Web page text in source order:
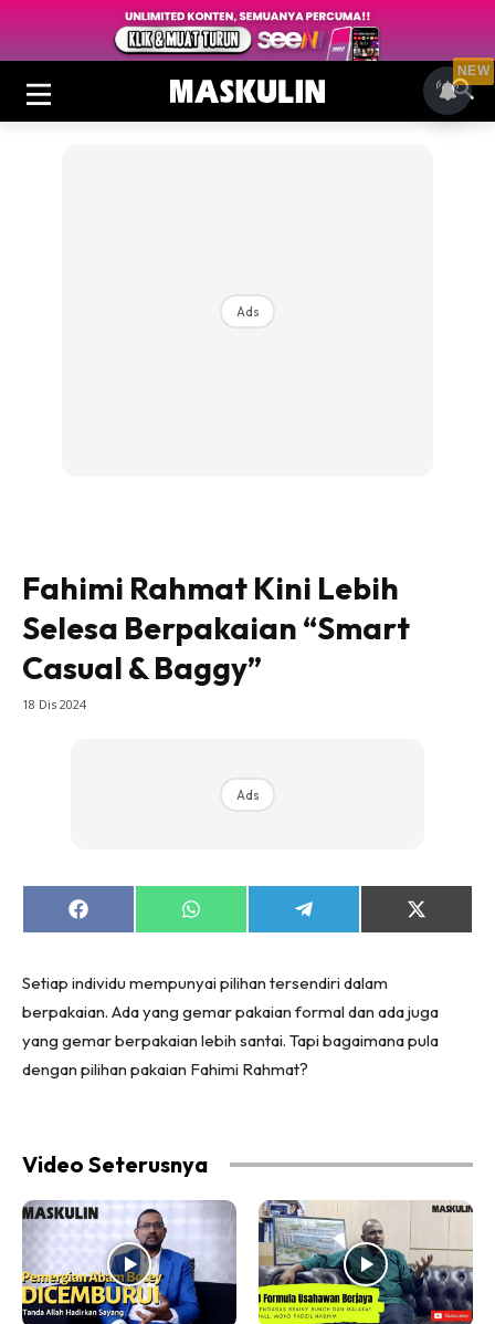
Ads
Fahimi Rahmat Kini Lebih
Selesa Berpakaian “Smart
Casual & Baggy”
18 Dis 2024
Ads
Share
on
Share
on
Share
on
Share
on
Setiap individu mempunyai pilihan tersendiri dalam
berpakaian. Ada yang gemar pakaian formal dan ada juga
yang gemar berpakaian lebih santai. Tapi bagaimana pula
dengan pilihan pakaian Fahimi Rahmat?
Video Seterusnya
NEW